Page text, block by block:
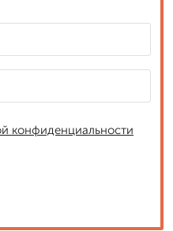
конфиденциальности